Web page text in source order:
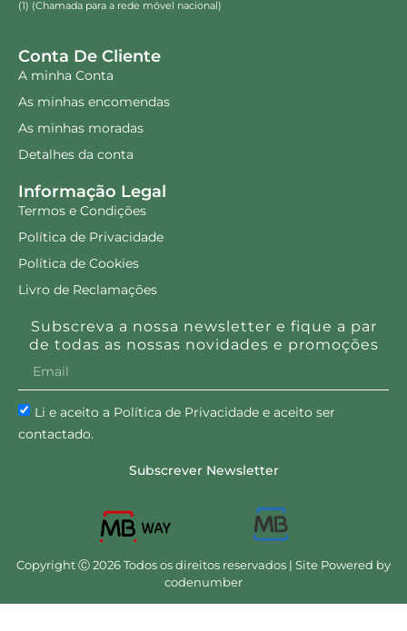
(1) (Chamada para a rede móvel nacional)
Conta De Cliente
A minha Conta
As minhas encomendas
As minhas moradas
Detalhes da conta
Informação Legal
Termos e Condições
Política de Privacidade
Política de Cookies
Livro de Reclamações
Subscreva a nossa newsletter e fique a par
de todas as nossas novidades e promoções
Li e aceito a Política de Privacidade e aceito ser
contactado.
Subscrever Newsletter
Copyright Ⓒ 2026 Todos os direitos reservados | Site Powered by
codenumber